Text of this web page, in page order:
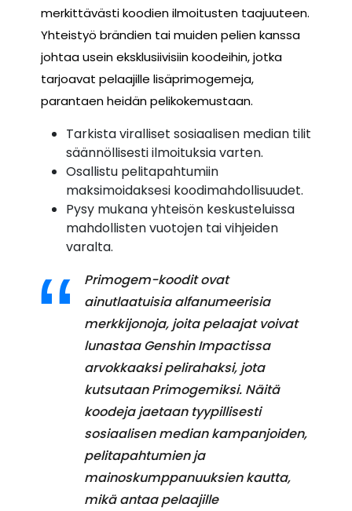
merkittävästi koodien ilmoitusten taajuuteen.
Yhteistyö brändien tai muiden pelien kanssa
johtaa usein eksklusiivisiin koodeihin, jotka
tarjoavat pelaajille lisäprimogemeja,
parantaen heidän pelikokemustaan.
Tarkista viralliset sosiaalisen median tilit
säännöllisesti ilmoituksia varten.
Osallistu pelitapahtumiin
maksimoidaksesi koodimahdollisuudet.
Pysy mukana yhteisön keskusteluissa
mahdollisten vuotojen tai vihjeiden
varalta.
Primogem-koodit ovat
ainutlaatuisia alfanumeerisia
merkkijonoja, joita pelaajat voivat
lunastaa Genshin Impactissa
arvokkaaksi pelirahaksi, jota
kutsutaan Primogemiksi. Näitä
koodeja jaetaan tyypillisesti
sosiaalisen median kampanjoiden,
pelitapahtumien ja
mainoskumppanuuksien kautta,
mikä antaa pelaajille